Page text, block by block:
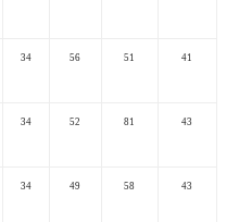
34 56 51 41
34 52 81 43
34 49 58 43